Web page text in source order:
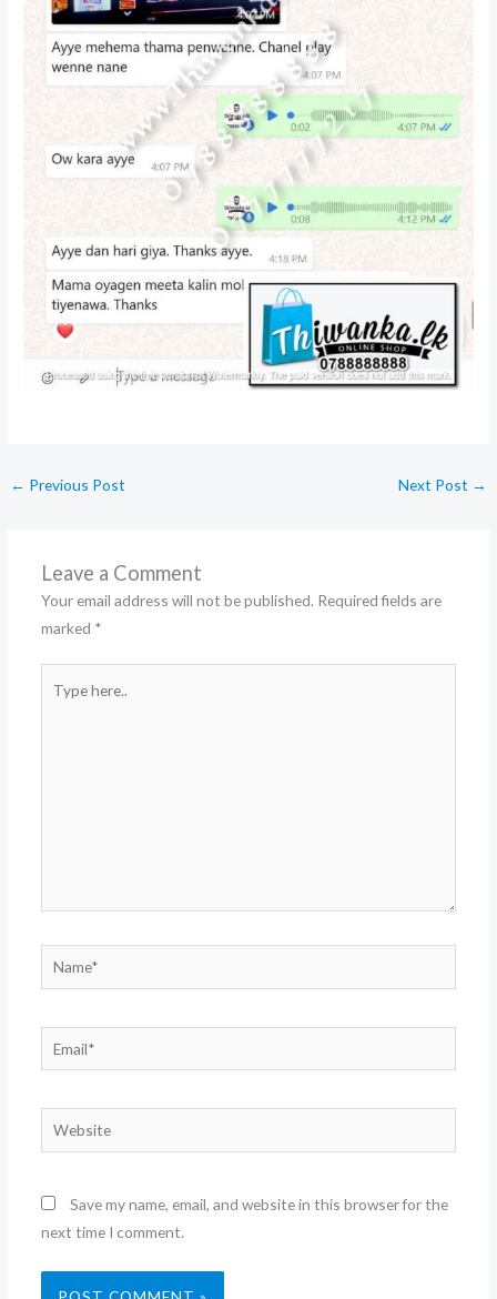
← Previous Post Next Post →
Leave a Comment
Your email address will not be published. Required fields are
marked *
here..
Name*
Email*
Website
Save my name, email, and website in this browser for the
next time I comment.